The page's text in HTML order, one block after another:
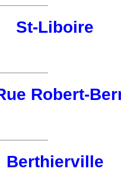
St-Liboire
Robert-
Berthierville